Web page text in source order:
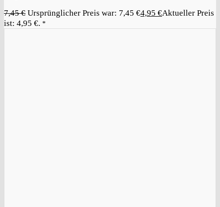
7,45€ Ursprünglicher Preis war: 7,45 €4,95 €Aktueller Preis
ist: 4,95 €. *